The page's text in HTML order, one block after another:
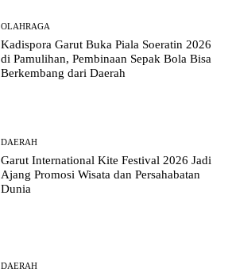
OLAHRAGA
Kadispora Garut Buka Piala Soeratin 2026
di Pamulihan, Pembinaan Sepak Bola Bisa
Berkembang dari Daerah
DAERAH
Garut International Kite Festival 2026 Jadi
Ajang Promosi Wisata dan Persahabatan
Dunia
DAERAH